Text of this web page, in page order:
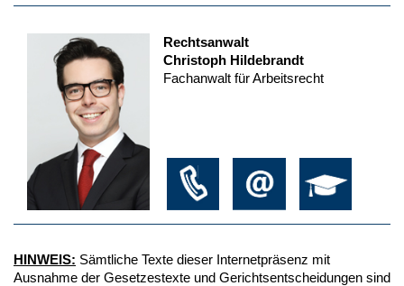
Rechtsanwalt
Christoph Hildebrandt
Fachanwalt für Arbeitsrecht
HINWEIS: Sämtliche Texte dieser Internetpräsenz mit
Ausnahme der Gesetzestexte und Gerichtsentscheidungen sind